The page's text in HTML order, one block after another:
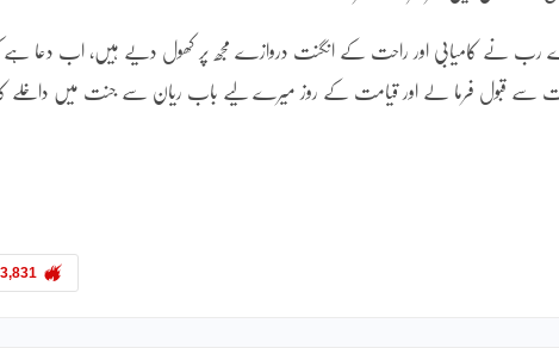
میرے رب نے کامیابی اور راحت کے انگنت دروازے مجھ پر کھول دیے ہیں، اب دعا ہے
سے قبول فرما لے اور قیامت کے روز میرے لیے باب ریان سے جنت میں داخلے